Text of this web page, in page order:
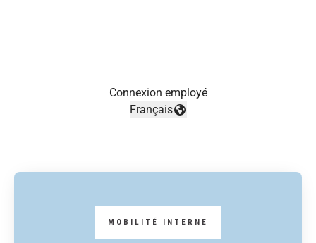
Connexion employé
Changer la langue
Français